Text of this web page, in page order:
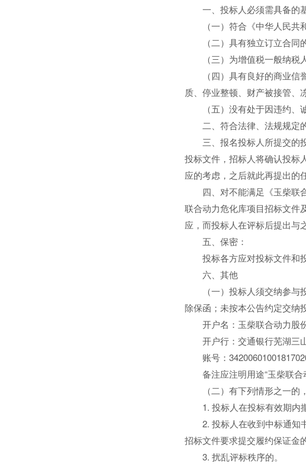
一、投标人必须需具备的
（一）符合《中华人民共和
（二）具有独立订立合同的
（三）为增值税一般纳税人
（四）具有良好的商业信誉
质、停业整顿、财产被接管、
（五）没有处于因违约、诚
二、符合法律、法规规定的
三、报名投标人所提交的投
投标文件，招标人将确认投标
应的考虑，之后就此再提出的
四、对不能满足《玉柴联合
联合动力危化库项目招标文件
应，而投标人在评标后提出与
五、保密：
投标各方应对投标文件和投
六、其他
（一）投标人须交纳参与投
除保函；未按本公告约定交纳
开户名：玉柴联合动力股
开户行：交通银行芜湖三
账号：
备注应注明用途“玉柴联合
（二）有下列情形之一的，
1. 投标人在投标有效期内撤
2. 投标人在收到中标通知书
招标文件要求提交履约保证金的
3. 扰乱评标秩序的。